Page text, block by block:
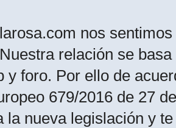
nos
relación se
y foro. Por ello de
679/2016 de 27
la nueva legislación y